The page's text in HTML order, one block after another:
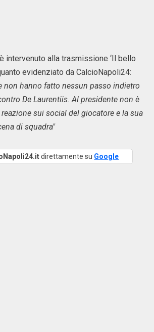
intervenuto alla trasmissione ‘Il bello
evidenziato da CalcioNapoli24:
non hanno fatto nessun passo indietro
De Laurentiis. Al presidente non è
sui social del giocatore e la sua
di squadra"
direttamente su Google